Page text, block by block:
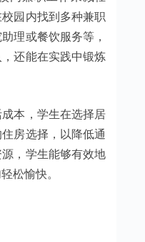
园内找到多种兼职
理或餐饮服务等，
还能在实践中锻炼
本，学生在选择居
房选择，以降低通
，学生能够有效地
松愉快。